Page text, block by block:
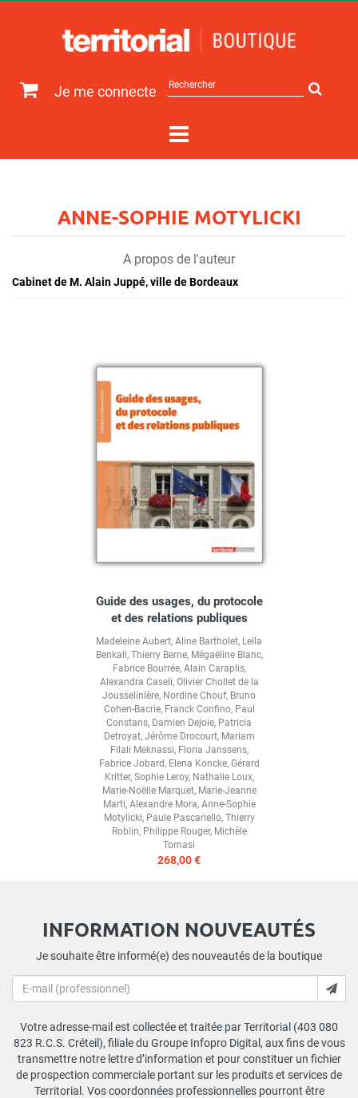
Je me connecte
sur
ANNE-SOPHIE MOTYLICKI
A propos de l'auteur
Cabinet de M. Alain Juppé, ville de Bordeaux
Guide des usages, du protocole
et des relations publiques
Madeleine Aubert, Aline Bartholet, Leïla
Benkali, Thierry Berne, Mégaëline Blanc,
Fabrice Bourrée, Alain Caraplis,
Alexandra Caseli, Olivier Chollet de la
Jousselinière, Nordine Chouf, Bruno
Cohen-Bacrie, Franck Confino, Paul
Constans, Damien Dejoie, Patricia
Detroyat, Jérôme Drocourt, Mariam
Filali Meknassi, Floria Janssens,
Fabrice Jobard, Elena Koncke, Gérard
Kritter, Sophie Leroy, Nathalie Loux,
Marie-Noëlle Marquet, Marie-Jeanne
Marti, Alexandre Mora, Anne-Sophie
Motylicki, Paule Pascariello, Thierry
Roblin, Philippe Rouger, Michèle
Tomasi
268,00 €
INFORMATION NOUVEAUTÉS
Je souhaite être informé(e) des nouveautés de la boutique
Votre adresse-mail est collectée et traitée par Territorial (403 080
823 R.C.S. Créteil), filiale du Groupe Infopro Digital, aux fins de vous
transmettre notre lettre d’information et pour constituer un fichier
de prospection commerciale portant sur les produits et services de
Territorial. Vos coordonnées professionnelles pourront être